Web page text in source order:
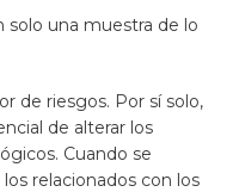
solo una muestra de lo
de riesgos. Por sí solo,
de alterar los
Cuando se
relacionados con los